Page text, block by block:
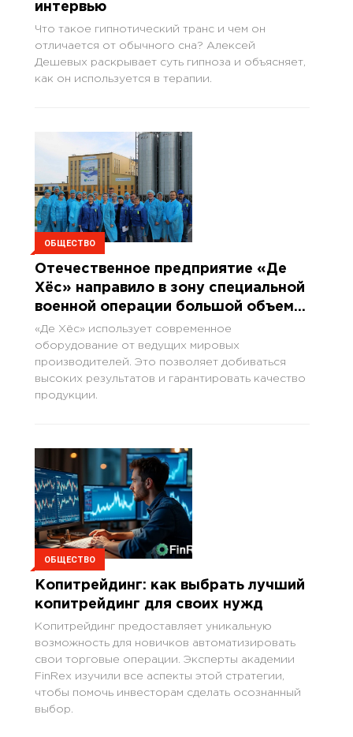
интервью
Что такое гипнотический транс и чем он
отличается от обычного сна? Алексей
Дешевых раскрывает суть гипноза и объясняет,
как он используется в терапии.
ОБЩЕСТВО
Отечественное предприятие «Де
Хёс» направило в зону специальной
военной операции большой объем
гуманитарного груза
«Де Хёс» использует современное
оборудование от ведущих мировых
производителей. Это позволяет добиваться
высоких результатов и гарантировать качество
продукции.
ОБЩЕСТВО
Копитрейдинг: как выбрать лучший
копитрейдинг для своих нужд
Копитрейдинг предоставляет уникальную
возможность для новичков автоматизировать
свои торговые операции. Эксперты академии
FinRex изучили все аспекты этой стратегии,
чтобы помочь инвесторам сделать осознанный
выбор.